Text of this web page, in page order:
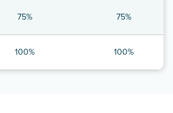
75% 75%
100% 100%